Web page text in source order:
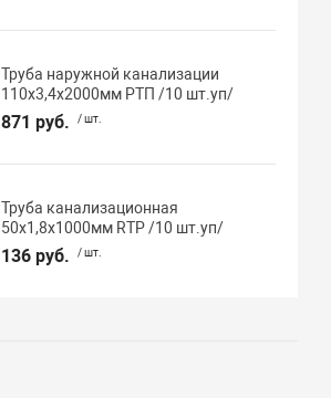
Труба наружной канализации
110х3,4х2000мм РТП /10 шт.уп/
871 руб. / шт.
Труба канализационная
50х1,8х1000мм RTP /10 шт.уп/
136 руб. / шт.